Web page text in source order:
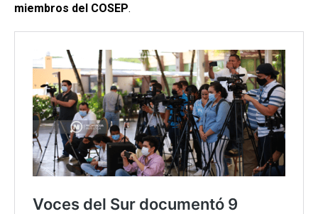
miembros del COSEP.